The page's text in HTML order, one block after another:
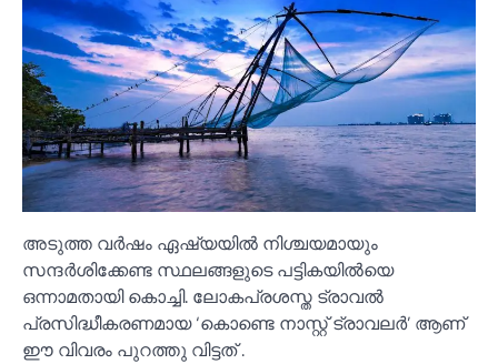
അടുത്ത വര്‍ഷം ഏഷ്യയില്‍ നിശ്ചയമായും
സന്ദര്‍ശിക്കേണ്ട സ്ഥലങ്ങളുടെ പട്ടികയില്‍യെ
ഒന്നാമതായി കൊച്ചി. ലോകപ്രശസ്ത ട്രാവല്‍
പ്രസിദ്ധീകരണമായ ‘കൊണ്ടെ നാസ്റ്റ് ട്രാവലര്‍’ ആണ്
ഈ വിവരം പുറത്തു വിട്ടത് .